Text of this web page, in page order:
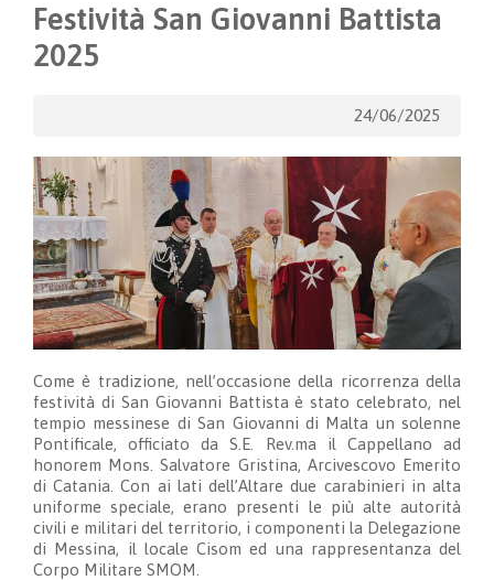
Festività San Giovanni Battista
2025
24/06/2025
Come è tradizione, nell’occasione della ricorrenza della
festività di San Giovanni Battista è stato celebrato, nel
tempio messinese di San Giovanni di Malta un solenne
Pontificale, officiato da S.E. Rev.ma il Cappellano ad
honorem Mons. Salvatore Gristina, Arcivescovo Emerito
di Catania. Con ai lati dell’Altare due carabinieri in alta
uniforme speciale, erano presenti le più alte autorità
civili e militari del territorio, i componenti la Delegazione
di Messina, il locale Cisom ed una rappresentanza del
Corpo Militare SMOM.